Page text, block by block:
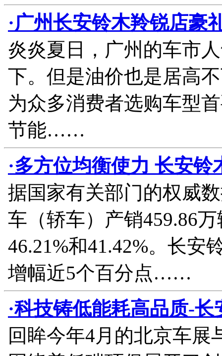
·广州长安铃木羚锐店豪
炎炎夏日，广州的车市
下。但是油价也是居高
为众多消费者选购车型
节能……
·多方位均衡使力 长安
据国家有关部门的权威
车（轿车）产销459.86
46.21%和41.42%。长安
增幅近5个百分点……
·科技铸低能耗高品质-
回眸今年4月的北京车展